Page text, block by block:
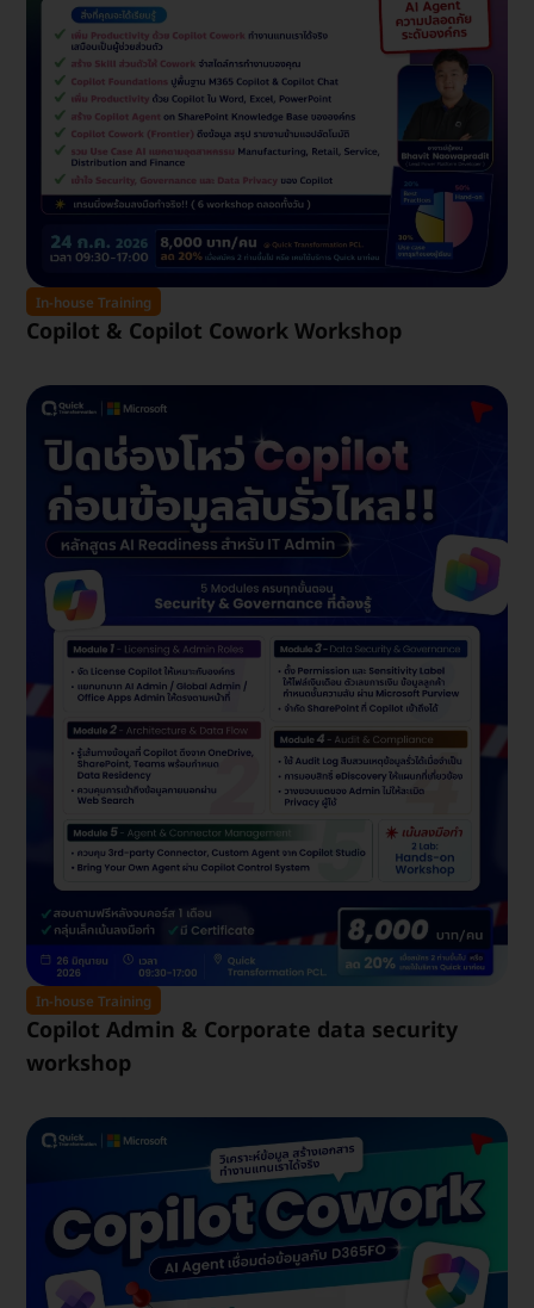
In-house Training
Copilot & Copilot Cowork Workshop
In-house Training
Copilot Admin & Corporate data security
workshop